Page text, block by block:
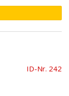
ID-Nr. 242